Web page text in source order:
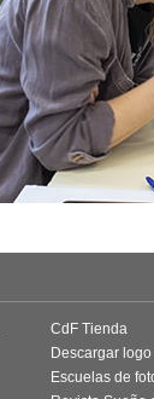
CdF Tienda
Descargar
Escuelas de